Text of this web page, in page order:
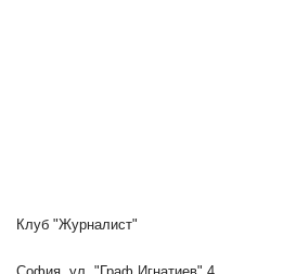
Клуб "Журналист"